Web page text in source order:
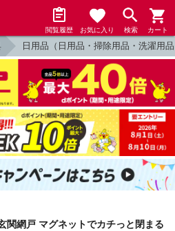
閲覧履歴 お気に入り 検索 カート
日用品（日用品・掃除用品・洗濯用
関網戸 マグネットでカチっと閉まる